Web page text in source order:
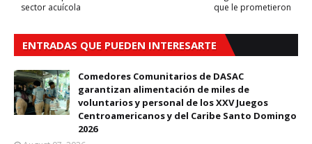
que le prometieron
sector acuícola
ENTRADAS QUE PUEDEN INTERESARTE
Comedores Comunitarios de DASAC
garantizan alimentación de miles de
voluntarios y personal de los XXV Juegos
Centroamericanos y del Caribe Santo Domingo
2026